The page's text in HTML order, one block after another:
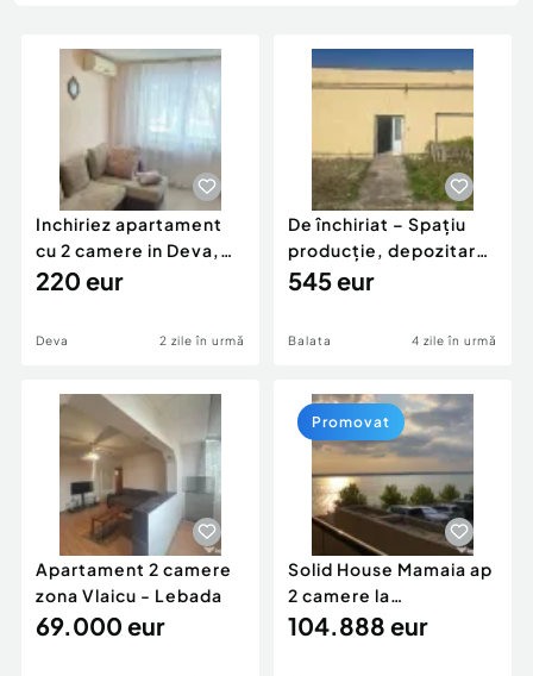
Animale de companie
Afaceri și echipamente profesionale
Inchiriere Bunuri si Vehicule
Piese auto si accesorii
Dacia Duster
Inchiriez apartament
cu 2 camere in Deva,
zona Crisului, parter,
220 eur
Deva 2 zile în urmă
De închiriat – Spațiu
producție, depozitare,
Șoimuș, județul
545 eur
Balata 4 zile în urmă
Apartament 2 camere
zona Vlaicu - Lebada
69.000 eur
Solid House Mamaia ap
2 camere la
cheie,langa Mega
104.888 eur
Promovat